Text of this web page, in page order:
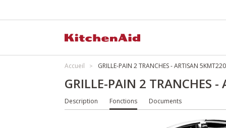
Accueil GRILLE-PAIN 2 TRANCHES - ARTISAN
GRILLE-PAIN 2 TRANCHES
Description Fonctions Documents